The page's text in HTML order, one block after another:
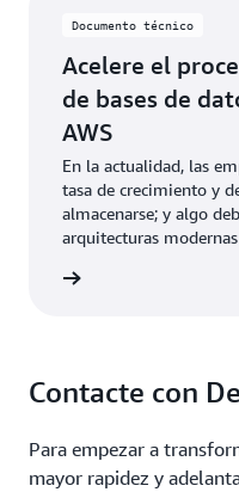
Documento técnico
Acelere el
de bases de
AWS
En la actualidad, las
tasa de crecimiento y
almacenarse; y algo
arquitecturas
aprovechar las bases
Contacte con
Para empezar a
mayor rapidez y